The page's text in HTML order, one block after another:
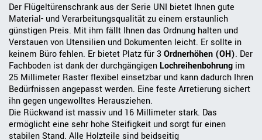
Der Flügeltürenschrank aus der Serie UNI bietet Ihnen gute
Material- und Verarbeitungsqualität zu einem erstaunlich
günstigen Preis. Mit ihm fällt Ihnen das Ordnung halten und
Verstauen von Utensilien und Dokumenten leicht. Er sollte in
keinem Büro fehlen. Er bietet Platz für 3Ordnerhöhen (OH). Der
Fachboden ist dank der durchgängigen Lochreihenbohrung im
25 Millimeter Raster flexibel einsetzbar und kann dadurch Ihren
Bedürfnissen angepasst werden. Eine feste Arretierung sichert
ihn gegen ungewolltes Herausziehen.
Die Rückwand ist massiv und 16 Millimeter stark. Das
ermöglicht eine sehr hohe Steifigkeit und sorgt für einen
stabilen Stand. Alle Holzteile sind beidseitig